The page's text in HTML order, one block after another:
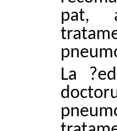
pat,
La